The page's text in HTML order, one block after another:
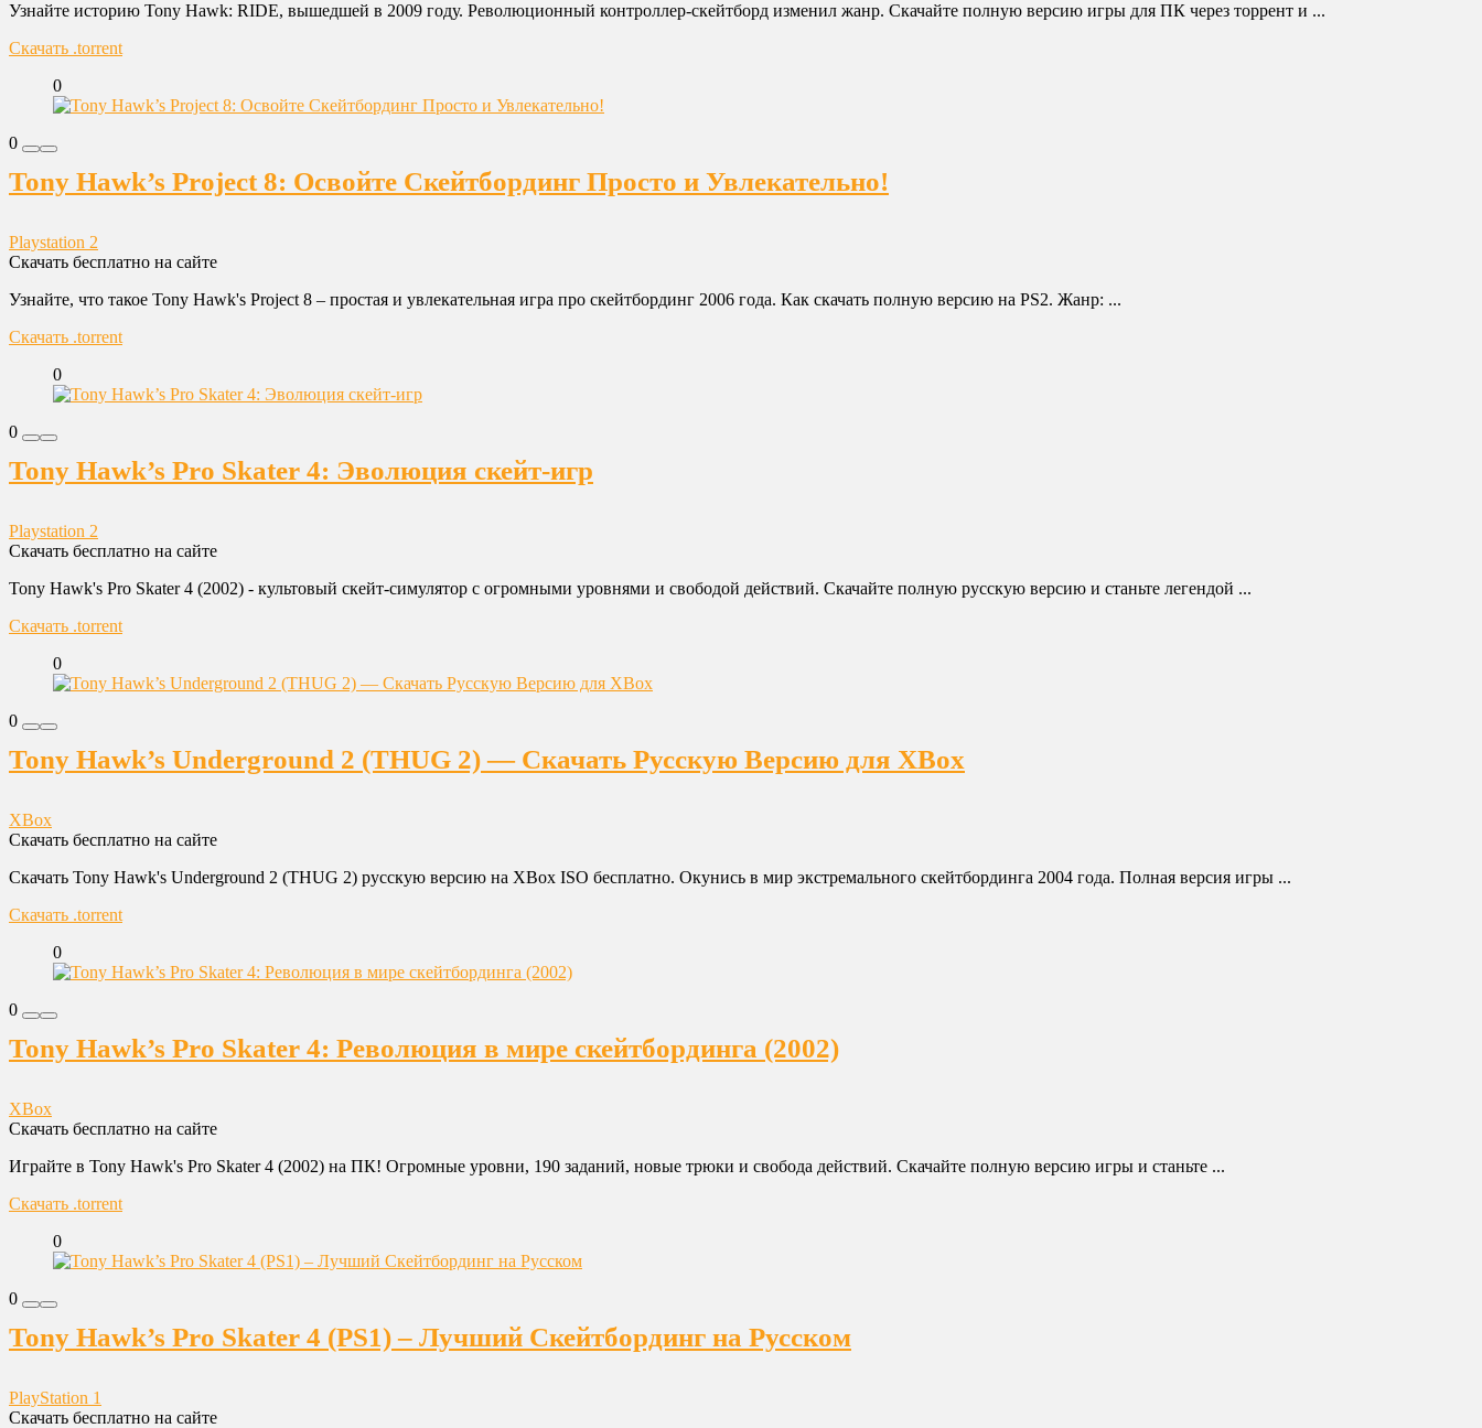
Узнайте историю Tony Hawk: RIDE, вышедшей в 2009 году. Революционный контроллер-скейтборд изменил жанр. Скачайте полную версию игры для ПК через торрент и ...
Скачать .torrent
0
0
Tony Hawk’s Project 8: Освойте Скейтбординг Просто и Увлекательно!
Playstation 2
Скачать бесплатно на сайте
Узнайте, что такое Tony Hawk's Project 8 – простая и увлекательная игра про скейтбординг 2006 года. Как скачать полную версию на PS2. Жанр: ...
Скачать .torrent
0
0
Tony Hawk’s Pro Skater 4: Эволюция скейт-игр
Playstation 2
Скачать бесплатно на сайте
Tony Hawk's Pro Skater 4 (2002) - культовый скейт-симулятор с огромными уровнями и свободой действий. Скачайте полную русскую версию и станьте легендой ...
Скачать .torrent
0
0
Tony Hawk’s Underground 2 (THUG 2) — Скачать Русскую Версию для XBox
XBox
Скачать бесплатно на сайте
Скачать Tony Hawk's Underground 2 (THUG 2) русскую версию на XBox ISO бесплатно. Окунись в мир экстремального скейтбординга 2004 года. Полная версия игры ...
Скачать .torrent
0
0
Tony Hawk’s Pro Skater 4: Революция в мире скейтбординга (2002)
XBox
Скачать бесплатно на сайте
Играйте в Tony Hawk's Pro Skater 4 (2002) на ПК! Огромные уровни, 190 заданий, новые трюки и свобода действий. Скачайте полную версию игры и станьте ...
Скачать .torrent
0
0
Tony Hawk’s Pro Skater 4 (PS1) – Лучший Скейтбординг на Русском
PlayStation 1
Скачать бесплатно на сайте